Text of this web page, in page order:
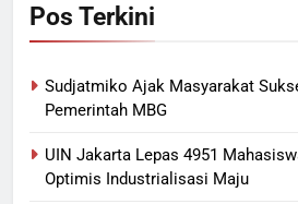
Pos Terkini
Sudjatmiko Ajak Masyarakat
Pemerintah MBG
UIN Jakarta Lepas 4951
Optimis Industrialisasi Maju